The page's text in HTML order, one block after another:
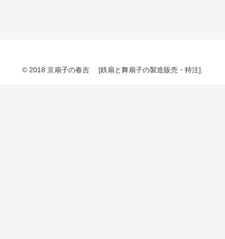
© 2018 京扇子の春吉 [鉄扇と舞扇子の製造販売・特注].